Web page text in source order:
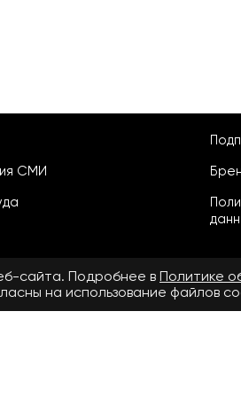
СМИ
соглашение
сайта. Подробнее в Политике
на использование файлов